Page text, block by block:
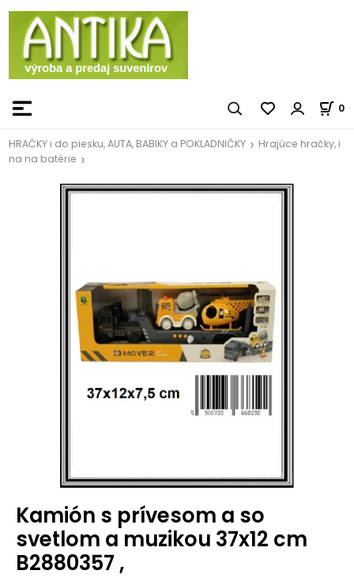
0
HRAČKY i do piesku, AUTA, BABIKY a POKLADNIČKY
Hrajúce hračky, i
na na batérie
Kamión s prívesom a so
svetlom a muzikou 37x12 cm
B2880357 ,